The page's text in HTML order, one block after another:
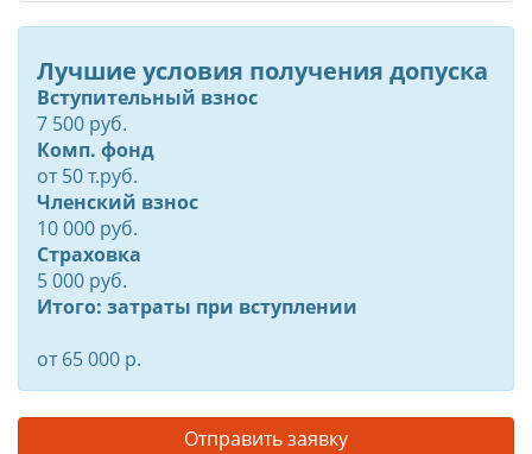
Лучшие условия получения допуска
Вступительный взнос
7 500 руб.
Комп. фонд
от50т.руб.
Членский взнос
10 000 руб.
Страховка
5 000 руб.
Итого: затраты при вступлении
от 65 000 р.
Отправить заявку